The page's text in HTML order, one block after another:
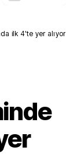
ilk 4'te yer alıyor